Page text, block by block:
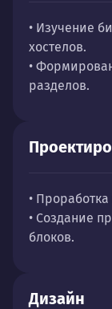
• Изучение
хостелов.
•
разделов.
•
• Создание
блоков.
Дизайн